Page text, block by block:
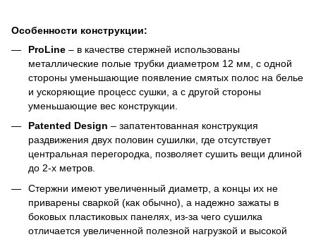
Особенности конструкции:
ProLine – в качестве стержней использованы
металлические полые трубки диаметром 12 мм, с одной
стороны уменьшающие появление смятых полос на белье
и ускоряющие процесс сушки, а с другой стороны
уменьшающие вес конструкции.
Patented Design – запатентованная конструкция
раздвижения двух половин сушилки, где отсутствует
центральная перегородка, позволяет сушить вещи длиной
до 2-х метров.
Стержни имеют увеличенный диаметр, а концы их не
приварены сваркой (как обычно), а надежно зажаты в
боковых пластиковых панелях, из-за чего сушилка
отличается увеличенной полезной нагрузкой и высокой